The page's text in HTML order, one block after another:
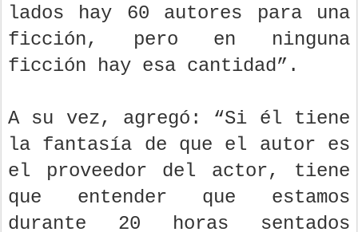
lados hay 60 autores para una
ficción, pero en ninguna
ficción hay esa cantidad”.
A su vez, agregó: “Si él tiene
la fantasía de que el autor es
el proveedor del actor, tiene
que entender que estamos
durante 20 horas sentados